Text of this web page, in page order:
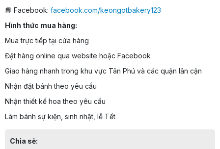
📘 Facebook: facebook.com/keongotbakery123
Hình thức mua hàng:
Mua trực tiếp tại cửa hàng
Đặt hàng online qua website hoặc Facebook
Giao hàng nhanh trong khu vực Tân Phú và các quận lân cận
Nhận đặt bánh theo yêu cầu
Nhận thiết kế hoa theo yêu cầu
Làm bánh sự kiện, sinh nhật, lễ Tết
Chia sẻ: